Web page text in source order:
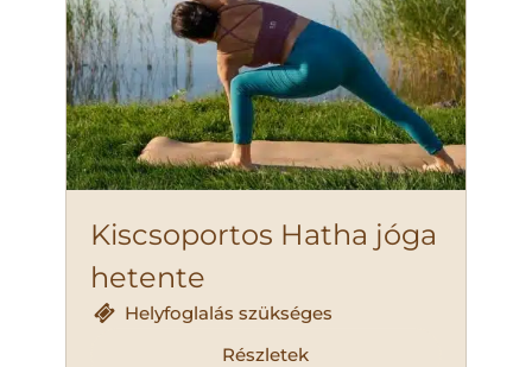
Kiscsoportos Hatha jóga
hetente
Helyfoglalás szükséges
Részletek